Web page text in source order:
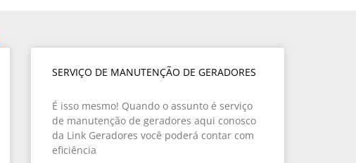
SERVIÇO DE MANUTENÇÃO DE GERADORES
É isso mesmo! Quando o assunto é serviço
de manutenção de geradores aqui conosco
da Link Geradores você poderá contar com
eficiência